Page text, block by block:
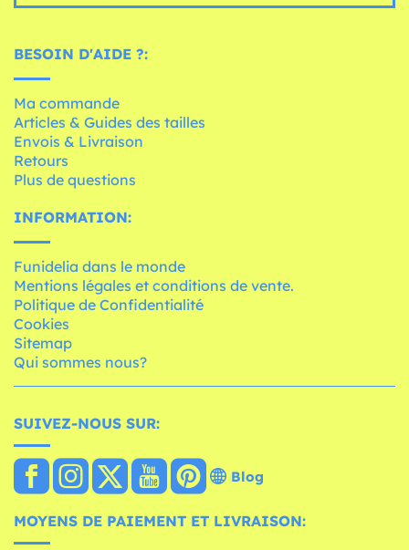
BESOIN D'AIDE ?:
Ma commande
Articles & Guides des tailles
Envois & Livraison
Retours
Plus de questions
INFORMATION:
Funidelia dans le monde
Mentions légales et conditions de vente.
Politique de Confidentialité
Cookies
Sitemap
Qui sommes nous?
SUIVEZ-NOUS SUR:
Blog
MOYENS DE PAIEMENT ET LIVRAISON: